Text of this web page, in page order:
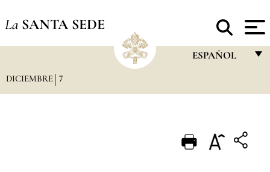
La SANTA SEDE
ESPAÑOL
PORTUGUÊS
DICIEMBRE 7